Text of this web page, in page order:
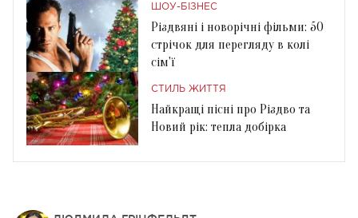
ШОУ-БІЗНЕС
Різдвяні і новорічні фільми: 50
стрічок для перегляду в колі
сім'ї
СТИЛЬ ЖИТТЯ
Найкращі пісні про Різдво та
Новий рік: тепла добірка